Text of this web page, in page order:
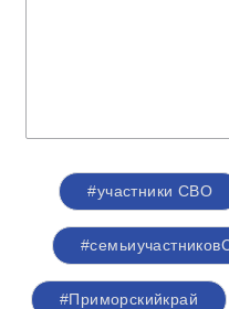
#участники СВО
#Приморскийкрай